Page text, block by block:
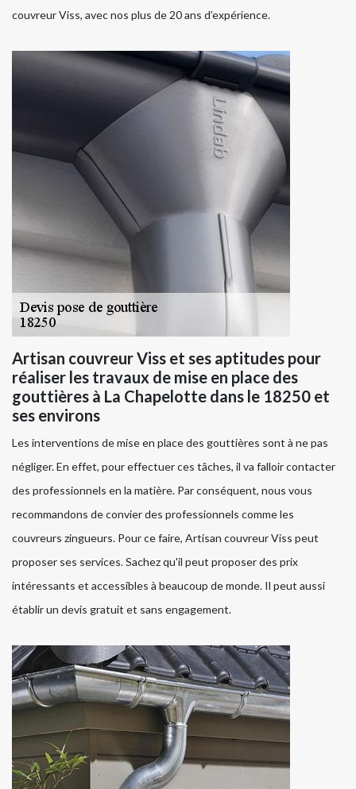
couvreur Viss, avec nos plus de 20 ans d’expérience.
Artisan couvreur Viss et ses aptitudes pour
réaliser les travaux de mise en place des
gouttières à La Chapelotte dans le 18250 et
ses environs
Les interventions de mise en place des gouttières sont à ne pas
négliger. En effet, pour effectuer ces tâches, il va falloir contacter
des professionnels en la matière. Par conséquent, nous vous
recommandons de convier des professionnels comme les
couvreurs zingueurs. Pour ce faire, Artisan couvreur Viss peut
proposer ses services. Sachez qu'il peut proposer des prix
intéressants et accessibles à beaucoup de monde. Il peut aussi
établir un devis gratuit et sans engagement.